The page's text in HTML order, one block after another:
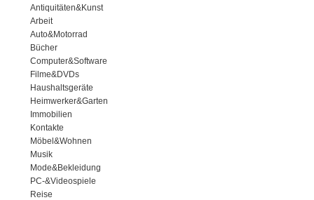
Antiquitäten&Kunst
Arbeit
Auto&Motorrad
Bücher
Computer&Software
Filme&DVDs
Haushaltsgeräte
Heimwerker&Garten
Immobilien
Kontakte
Möbel&Wohnen
Musik
Mode&Bekleidung
PC-&Videospiele
Reise